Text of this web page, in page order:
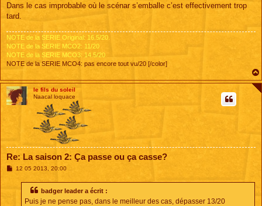
Dans le cas improbable où le scénar s’emballe c’est effectivement trop
tard.
NOTE de la SERIE Original: 16.5/20.
NOTE de la SERIE MCO2: 11/20
NOTE de la SERIE MCO3: 14.5/20
NOTE de la SERIE MCO4: pas encore tout vu/20 [/color]
le fils du soleil
Naacal loquace
Re: La saison 2: Ça passe ou ça casse?
M12 05 2013, 20:00
badger leader a écrit :
Puis je ne pense pas, dans le meilleur des cas, dépasser 13/20